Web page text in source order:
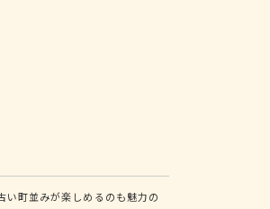
い町並みが楽しめるのも魅力の